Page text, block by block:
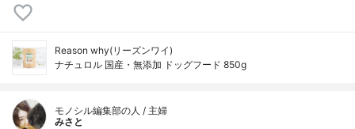
Reason why(リーズンワイ)
ナチュロル 国産・無添加 ドッグフード 850g
モノシル編集部の人 / 主婦
みさと